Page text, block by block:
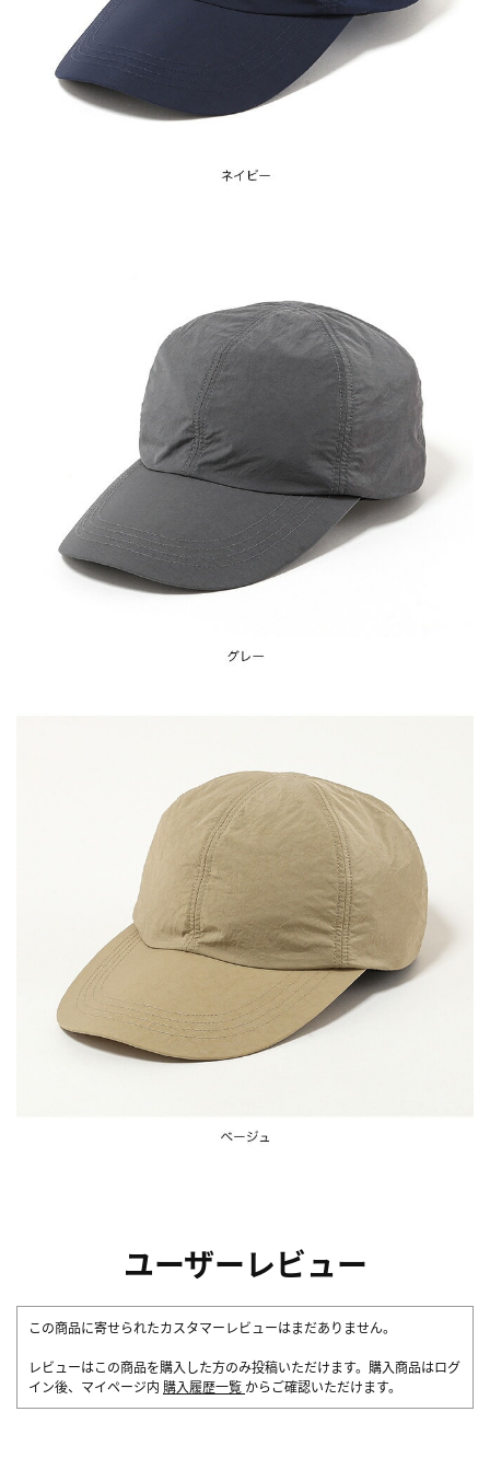
ユーザーレビュー
この商品に寄せられたカスタマーレビューはまだありません。
レビューはこの商品を購入した方のみ投稿いただけます。購入商品はログ
イン後、マイページ内 購入履歴一覧 からご確認いただけます。